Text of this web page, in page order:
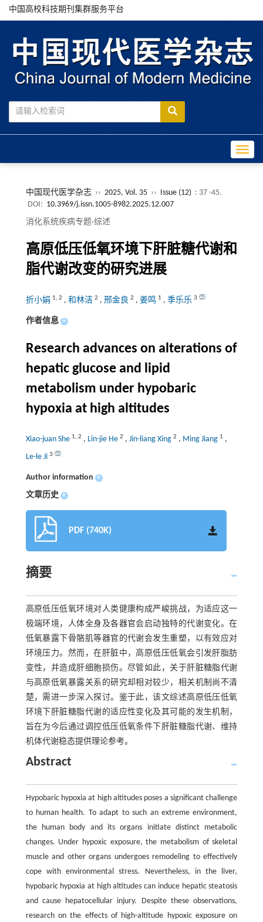
中国高校科技期刊集群服务平台
中国现代医学杂志 ›› 2025, Vol. 35 ›› Issue (12) : 37 -45.
DOI: 10.3969/j.issn.1005-8982.2025.12.007
消化系统疾病专题·综述
高原低压低氧环境下肝脏糖代谢和
脂代谢改变的研究进展
折小娟 1, 2 , 和林洁 2 , 邢金良 2 , 姜鸣 1 , 季乐乐 3
作者信息 +
Research advances on alterations of
hepatic glucose and lipid
metabolism under hypobaric
hypoxia at high altitudes
Xiao-juan She 1, 2 , Lin-jie He 2 , Jin-liang Xing 2 , Ming Jiang 1 ,
Le-le Ji 3
Author information +
文章历史 +
PDF (740K)
摘要
高原低压低氧环境对人类健康构成严峻挑战，为适应这一
极端环境，人体全身及各器官会启动独特的代谢变化。在
低氧暴露下骨骼肌等器官的代谢会发生重塑，以有效应对
环境压力。然而，在肝脏中，高原低压低氧会引发肝脂肪
变性，并造成肝细胞损伤。尽管如此，关于肝脏糖脂代谢
与高原低氧暴露关系的研究却相对较少，相关机制尚不清
楚，需进一步深入探讨。鉴于此，该文综述高原低压低氧
环境下肝脏糖脂代谢的适应性变化及其可能的发生机制，
旨在为今后通过调控低压低氧条件下肝脏糖脂代谢、维持
机体代谢稳态提供理论参考。
Abstract
Hypobaric hypoxia at high altitudes poses a significant challenge
to human health. To adapt to such an extreme environment,
the human body and its organs initiate distinct metabolic
changes. Under hypoxic exposure, the metabolism of skeletal
muscle and other organs undergoes remodeling to effectively
cope with environmental stress. Nevertheless, in the liver,
hypobaric hypoxia at high altitudes can induce hepatic steatosis
and cause hepatocellular injury. Despite these observations,
research on the effects of high-altitude hypoxic exposure on